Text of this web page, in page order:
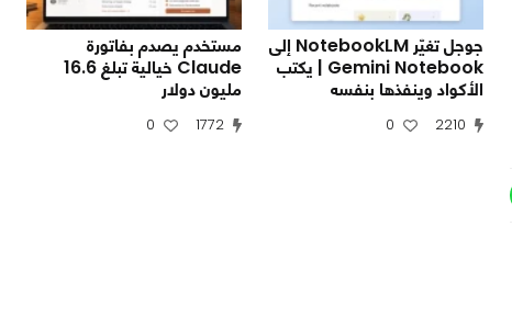
جوجل تغيّر NotebookLM إلى
Gemini Notebook | يكتب
الأكواد وينفذها بنفسه
2210
0
مستخدم يصدم بفاتورة
Claude خيالية تبلغ 16.6
مليون دولار
1772
0